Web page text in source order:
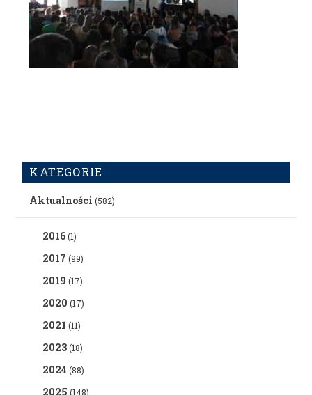
KATEGORIE
Aktualności (582)
2016(1)
2017 (99)
2019 (17)
2020 (17)
2021 (11)
2023(18)
2024 (88)
2025 (148)